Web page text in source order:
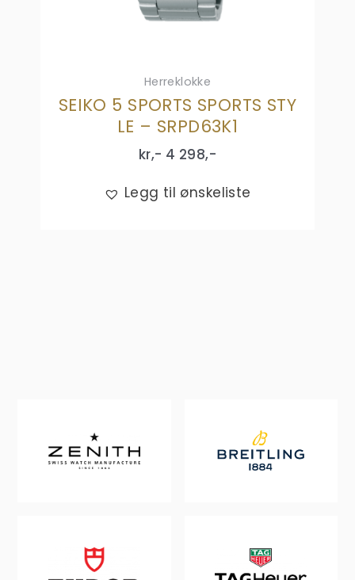
Herreklokke
SEIKO 5 SPORTS SPORTS STY
LE – SRPD63K1
kr,- 4 298,-
Legg til ønskeliste